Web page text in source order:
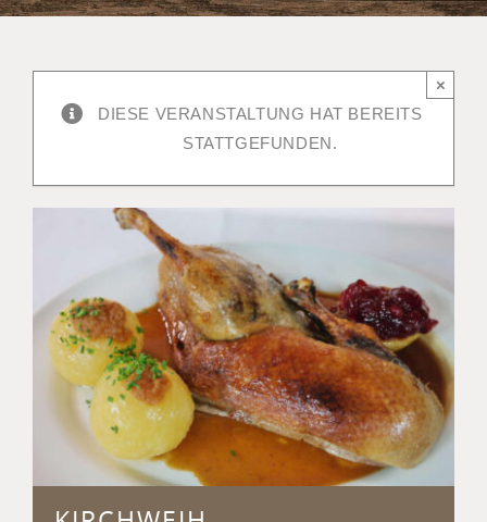
DIESE VERANSTALTUNG HAT BEREITS
STATTGEFUNDEN.
×